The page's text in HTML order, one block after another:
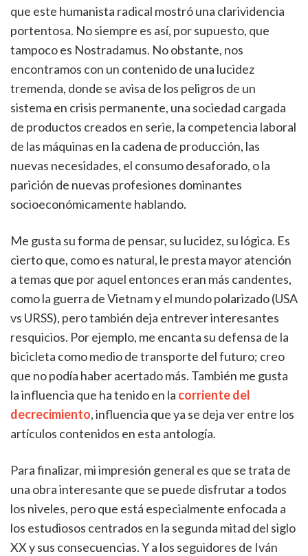
que este humanista radical mostró una clarividencia
portentosa. No siempre es así, por supuesto, que
tampoco es Nostradamus. No obstante, nos
encontramos con un contenido de una lucidez
tremenda, donde se avisa de los peligros de un
sistema en crisis permanente, una sociedad cargada
de productos creados en serie, la competencia laboral
de las máquinas en la cadena de producción, las
nuevas necesidades, el consumo desaforado, o la
parición de nuevas profesiones dominantes
socioeconómicamente hablando.
Me gusta su forma de pensar, su lucidez, su lógica. Es
cierto que, como es natural, le presta mayor atención
a temas que por aquel entonces eran más candentes,
como la guerra de Vietnam y el mundo polarizado (USA
vs URSS), pero también deja entrever interesantes
resquicios. Por ejemplo, me encanta su defensa de la
bicicleta como medio de transporte del futuro; creo
que no podía haber acertado más. También me gusta
la influencia que ha tenido en la corriente del
decrecimiento, influencia que ya se deja ver entre los
artículos contenidos en esta antología.
Para finalizar, mi impresión general es que se trata de
una obra interesante que se puede disfrutar a todos
los niveles, pero que está especialmente enfocada a
los estudiosos centrados en la segunda mitad del siglo
XX y sus consecuencias. Y a los seguidores de Iván